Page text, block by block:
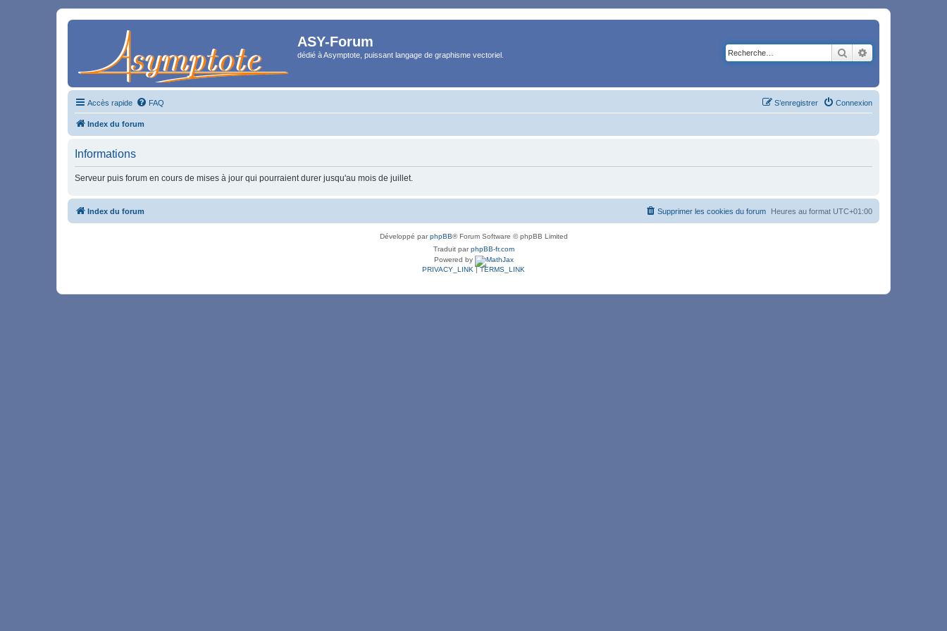
ASY-Forum
dédié à Asymptote, puissant langage de graphisme vectoriel. Rechercher
Accès rapide FAQ Connexion
S’enregistrer
Index du forum
Informations
Serveur puis forum en cours de mises à jour qui pourraient durer jusqu'au mois de juillet.
Index du forum Heures au format UTC+01:00
Supprimer les cookies du forum
Développé parphpBB® Forum Software © phpBB Limited
Traduit parphpBB-fr.com
Powered by
PRIVACY_LINK |TERMS_LINK